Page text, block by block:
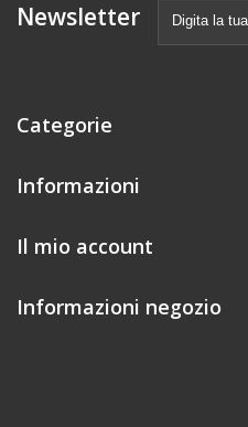
Newsletter
Categorie
Informazioni
Il mio account
Informazioni negozio